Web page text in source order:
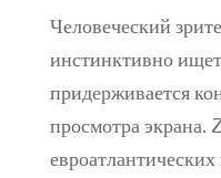
Человеческий
инстинктивно
придерживается
просмотра экрана.